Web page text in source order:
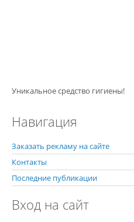
Уникальное средство гигиены!
Навигация
Заказать рекламу на сайте
Контакты
Последние публикации
Вход на сайт